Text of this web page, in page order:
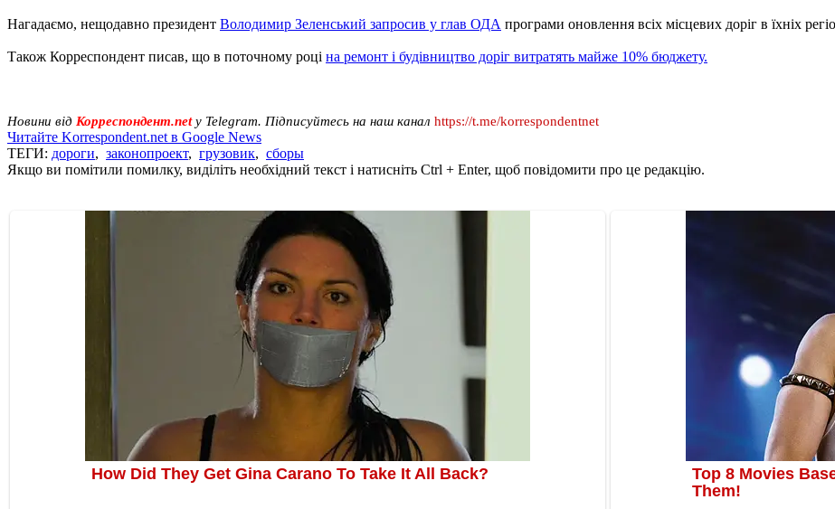
Нагадаємо, нещодавно президент Володимир Зеленський запросив у глав ОДА програми оновлення всіх місцевих доріг в їхніх
Також Корреспондент писав, що в поточному році на ремонт і будівництво доріг витратять майже 10% бюджету.
Новини від Корреспондент.net у Telegram. Підписуйтесь на наш канал https://t.me/korrespondentnet
Читайте Korrespondent.net в Google News
ТЕГИ: дороги, законопроект, грузовик, сборы
Якщо ви помітили помилку, виділіть необхідний текст і натисніть Ctrl + Enter, щоб повідомити про це редакцію.